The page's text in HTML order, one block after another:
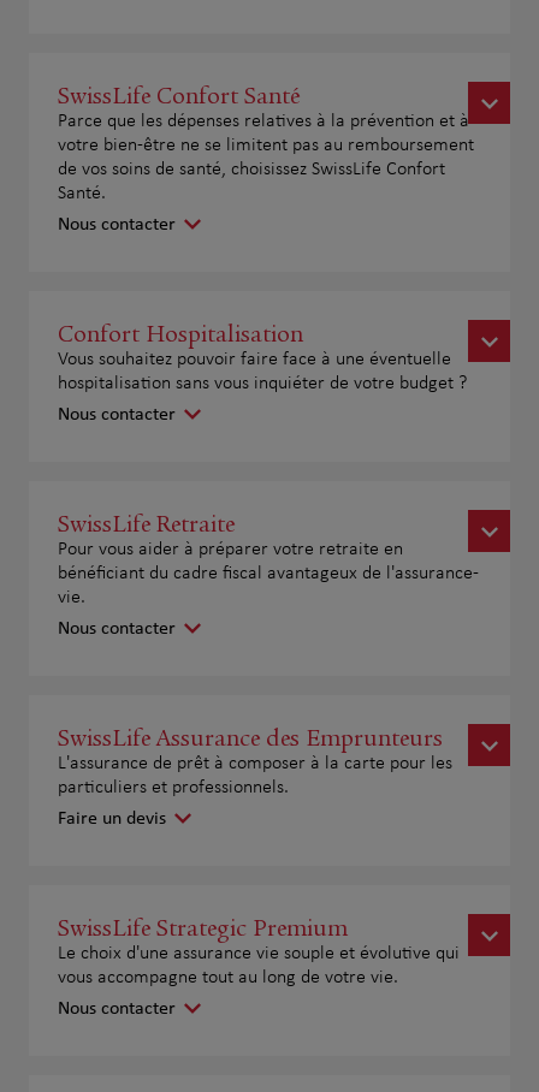
SwissLife Confort Santé
Parce que les dépenses relatives à la prévention et à
votre bien-être ne se limitent pas au remboursement
de vos soins de santé, choisissez SwissLife Confort
Santé.
Nous contacter
Confort Hospitalisation
Vous souhaitez pouvoir faire face à une éventuelle
hospitalisation sans vous inquiéter de votre budget ?
Nous contacter
SwissLife Retraite
Pour vous aider à préparer votre retraite en
bénéficiant du cadre fiscal avantageux de l'assurance-
vie.
Nous contacter
SwissLife Assurance des Emprunteurs
L'assurance de prêt à composer à la carte pour les
particuliers et professionnels.
Faire un devis
SwissLife Strategic Premium
Le choix d'une assurance vie souple et évolutive qui
vous accompagne tout au long de votre vie.
Nous contacter